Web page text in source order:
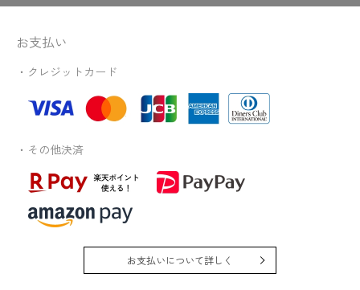
お支払い
・クレジットカード
・その他決済
お支払いについて詳しく